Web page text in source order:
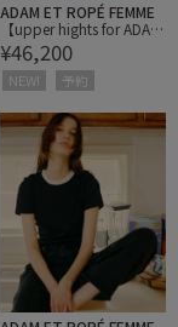
ADAM ET ROPÉ FEMME
【upper hights for ADAM
ET ROPE'】別注 THE U-B
ENCH MID
¥46,200
NEW! 予約